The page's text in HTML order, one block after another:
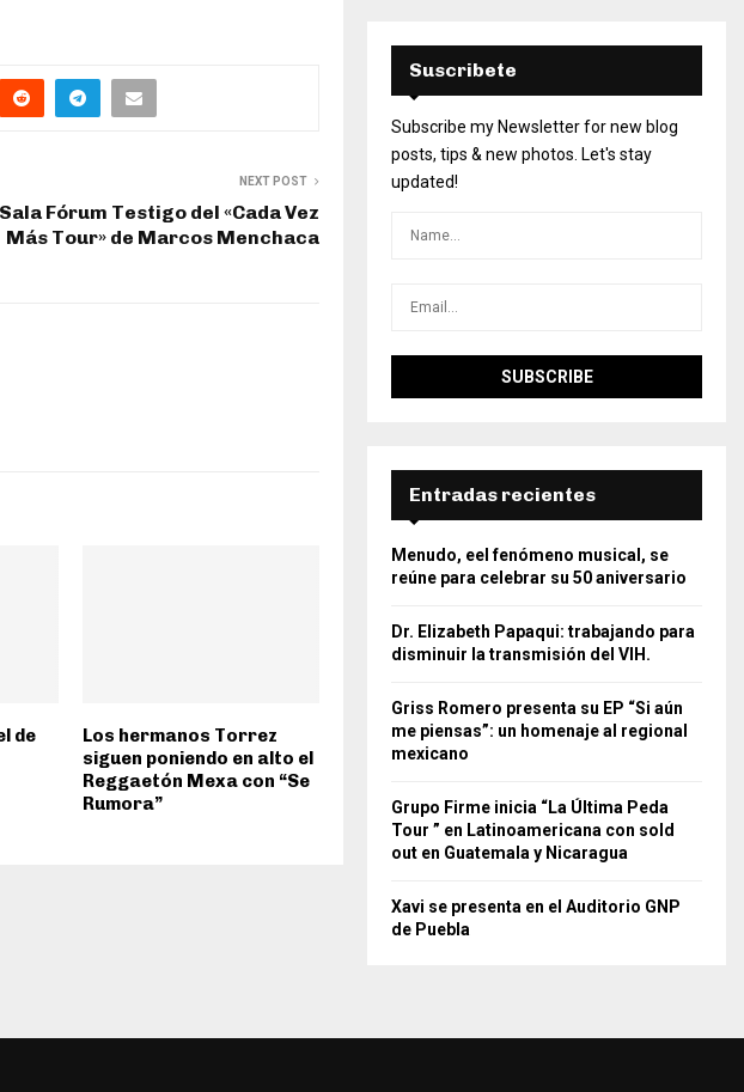
NEXT POST
Sala Fórum Testigo del «Cada Vez
Más Tour» de Marcos Menchaca
de
Los hermanos Torrez
siguen poniendo en alto el
Reggaetón Mexa con “Se
Rumora”
Suscribete
Subscribe my Newsletter for new blog
posts, tips & new photos. Let's stay
updated!
Entradas recientes
Menudo, eel fenómeno musical, se
reúne para celebrar su 50 aniversario
Dr. Elizabeth Papaqui: trabajando para
disminuir la transmisión del VIH.
Griss Romero presenta su EP “Si aún
me piensas”: un homenaje al regional
mexicano
Grupo Firme inicia “La Última Peda
Tour ” en Latinoamericana con sold
out en Guatemala y Nicaragua
Xavi se presenta en el Auditorio GNP
de Puebla